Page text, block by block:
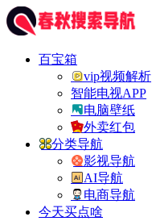
百宝箱
vip视频解析
智能电视APP
电脑壁纸
外卖红包
分类导航
影视导航
AI导航
电商导航
今天买点啥